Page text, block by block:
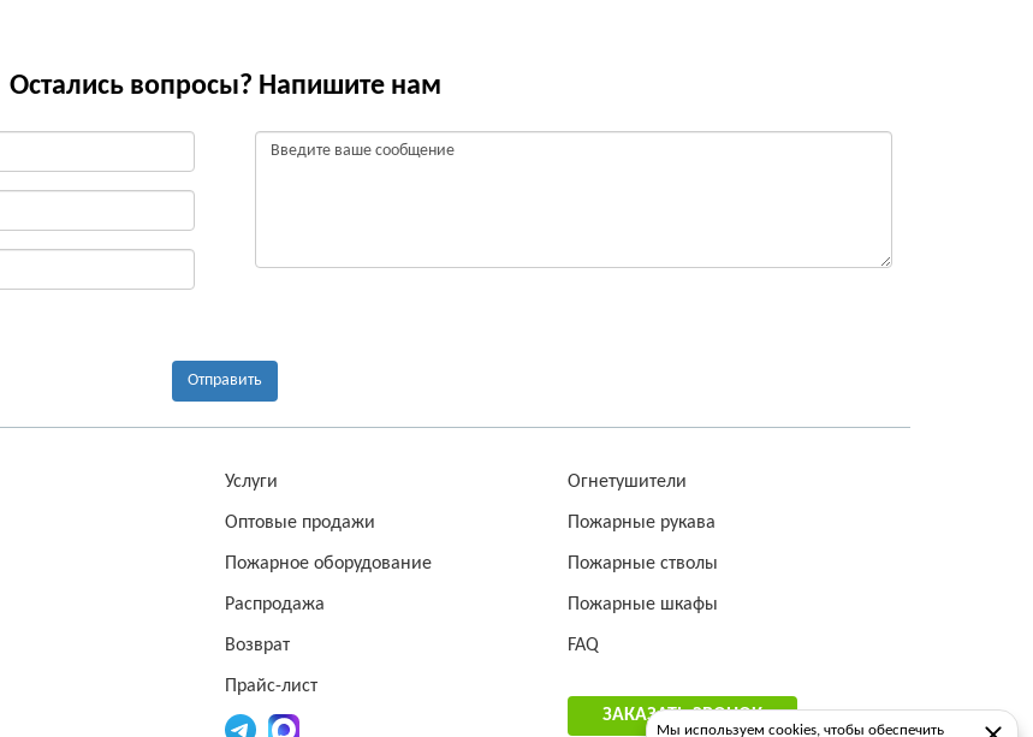
Остались вопросы? Напишите нам
Отправить
Услуги
Оптовые продажи
Пожарное оборудование
Распродажа
Возврат
Прайс-лист
Огнетушители
Пожарные рукава
Пожарные стволы
Пожарные шкафы
FAQ
ЗАКАЗАТЬ ЗВОНОК
Мы используем cookies, чтобы обеспечить